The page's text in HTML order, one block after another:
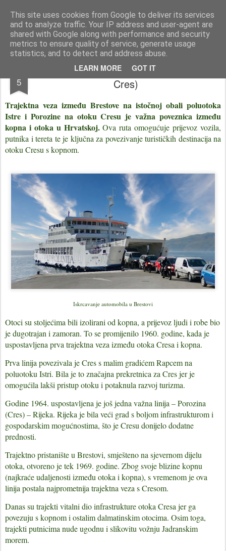
This site uses cookies from Google to deliver its services
and to analyze traffic. Your IP address and user-agent are
shared with Google along with performance and security
metrics to ensure quality of service, generate usage
statistics, and to detect and address abuse.
LEARN MORE GOT IT
Istra photo blog POISTRI.EU © Putopisi | reportaže Istra i Kvarner
Pages
5
Trajektna veza Brestova - Porozina (otok
Cres)
Trajektna veza između Brestove na istočnoj obali poluotoka
Istre i Porozine na otoku Cresu je važna poveznica između
kopna i otoka u Hrvatskoj.Ova ruta omogućuje prijevoz vozila,
putnika i tereta te je ključna za povezivanje turističkih destinacija na
otoku Cresu s kopnom.
Iskrcavanje automobila u Brestovi
Otoci su stoljećima bili izolirani od kopna, a prijevoz ljudi i robe bio
je dugotrajan i zamoran. To se promijenilo 1960. godine, kada je
uspostavljena prva trajektna veza između otoka Cresa i kopna.
Prva linija povezivala je Cres s malim gradićem Rapcem na
poluotoku Istri. Bila je to značajna prekretnica za Cres jer je
omogućila lakši pristup otoku i potaknula razvoj turizma.
Godine 1964. uspostavljena je još jedna važna linija – Porozina
(Cres) – Rijeka. Rijeka je bila veći grad s boljom infrastrukturom i
gospodarskim mogućnostima, što je Cresu donijelo dodatne
prednosti.
Trajektno pristanište u Brestovi, smješteno na sjevernom dijelu
otoka, otvoreno je tek 1969. godine. Zbog svoje blizine kopnu
(najkraće udaljenosti između otoka i kopna), s vremenom je ova
linija postala najprometnija trajektna veza s Cresom.
Danas su trajekti vitalni dio infrastrukture otoka Cresa jer ga
povezuju s kopnom i ostalim dalmatinskim otocima. Osim toga,
trajekti putnicima nude ugodnu i slikovitu vožnju Jadranskim
morem.